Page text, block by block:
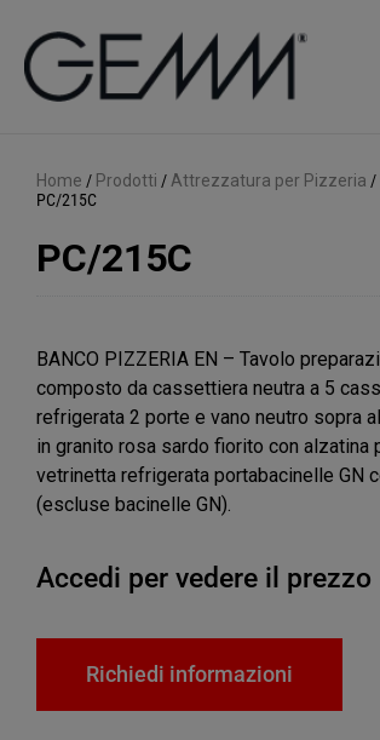
Home / Prodotti / Attrezzatura per Pizzeria /
PC/215C
PC/215C
BANCO PIZZERIA EN – Tavolo
composto da cassettiera neutra a 5
refrigerata 2 porte e vano neutro sopra
in granito rosa sardo fiorito con alzatina
vetrinetta refrigerata portabacinelle GN
(escluse bacinelle GN).
Accedi per vedere il prezzo
Richiedi informazioni